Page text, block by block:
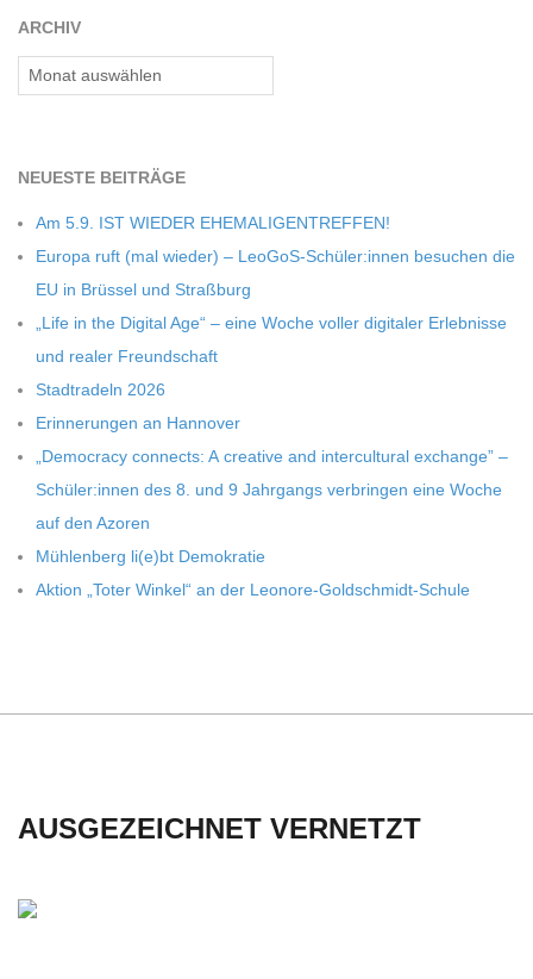
H
M
I
D
T
-
S
C
H
U
ARCHIV
Archiv
NEU­ESTE BEITRÄGE
Am 5.9. IST WIEDER EHEMALIGENTREFFEN!
Europa ruft (mal wie­der) – LeoGoS-Schüler:innen besu­chen die
EU in Brüs­sel und Straßburg
„Life in the Digi­tal Age“ – eine Woche vol­ler digi­ta­ler Erleb­nisse
und rea­ler Freundschaft
Stadt­ra­deln 2026
Erin­ne­run­gen an Hannover
„Demo­cracy con­nects: A crea­tive and inter­cul­tu­ral exch­ange” –
Schüler:innen des 8. und 9 Jahr­gangs ver­brin­gen eine Woche
auf den Azoren
Müh­len­berg li(e)bt Demokratie
Aktion „Toter Win­kel“ an der Leonore-Goldschmidt-Schule
AUSGEZEICHNET VERNETZT